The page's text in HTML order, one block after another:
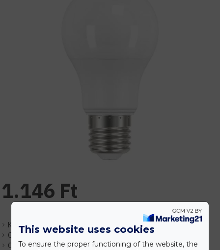
Készlet:
Várhatóan 1-3 nap
Gyártó:Kanlux
Cikkszám:EHKX27276
1.146 Ft
This website uses cookies
To ensure the proper functioning of the website, the